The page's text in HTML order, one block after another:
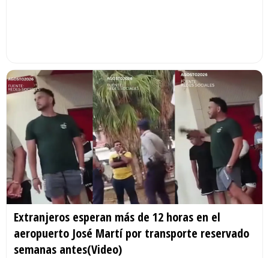
Extranjeros esperan más de 12 horas en el
aeropuerto José Martí por transporte reservado
semanas antes(Video)